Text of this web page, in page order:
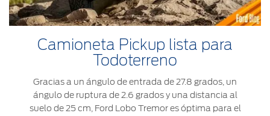
Camioneta Pickup lista para
Todoterreno
Gracias a un ángulo de entrada de 27.8 grados, un
ángulo de ruptura de 2.6 grados y una distancia al
suelo de 25 cm, Ford Lobo Tremor es óptima para el